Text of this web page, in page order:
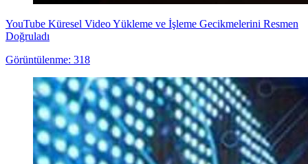
YouTube Küresel Video Yükleme ve İşleme Gecikmelerini Resmen
Doğruladı
Görüntülenme: 318